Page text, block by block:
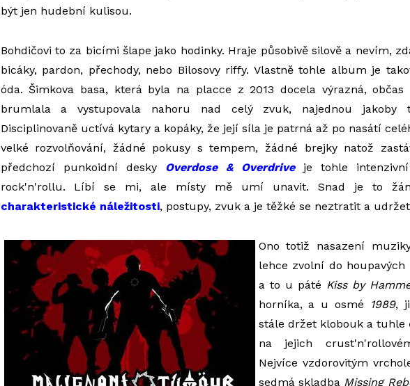
být jen hudební kulisou.
Bohdičovi to za bicími šlape jako hodinky. Hraje působivě silově a nevím,
bicáky, pardon, přechody, nebo Bilosovy riffy. Vlastně tohle album je
óda. Šimkova basa, která byla na placce z 2013 docela výrazná,
brumlala a vystupovala nahoru nad celý zvuk, najednou jakoby
Disciplinovaně uctívá kytary a kopáky, že její síla je patrná až po nasátí
velké rozvolňování, žádné pokusy s tempem, žádné brejky natož
předchozí punkoidní desky Overdose & Overdriveje tohle intenzivní
rock'n'rollu. Líbí se mi, ale místy mě umí unavit. Snad je to
charakteristické náležitosti, postupy, zvuk a je těžké se neztratit a
Ono totiž nasazení
lehce zvolní do
a to u páté Kiss by
horníka, a u osmé
1989,
stále držet klobouk a
na jejich
Nejvíce vzdorovitým
sedmá skladba Missing